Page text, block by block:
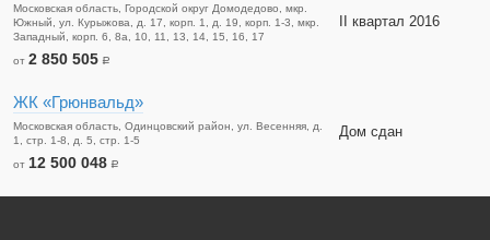
Московская область, Городской округ Домодедово, мкр.
Южный, ул. Курыжова, д. 17, корп. 1, д. 19, корп. 1-3, мкр.
Западный, корп. 6, 8а, 10, 11, 13, 14, 15, 16, 17
от 2 850 505 a
II квартал 2016
ЖК «Грюнвальд»
Московская область, Одинцовский район, ул. Весенняя, д.
1, стр. 1-8, д. 5, стр. 1-5
от 12 500 048 a
Дом сдан